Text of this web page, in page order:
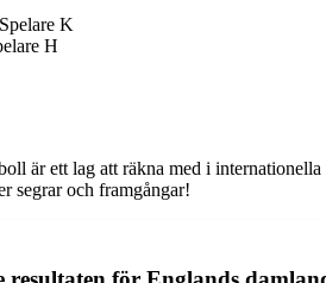
K
H
är ett lag att räkna med i
segrar och framgångar!